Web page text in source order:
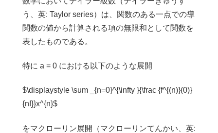
う、英: Taylor series）は、関数のある一点での導
関数の値から計算される項の無限和として関数を
表したものである。
特に a = 0 における以下のような展開
$\displaystyle \sum _{n=0}^{\infty }{\frac {f^{(n)}(0)}
{n!}}x^{n}$
をマクローリン展開（マクローリンてんかい、英: